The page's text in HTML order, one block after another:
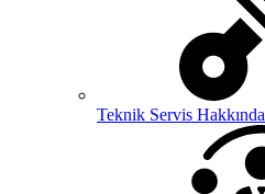
Teknik Servis Hakkında